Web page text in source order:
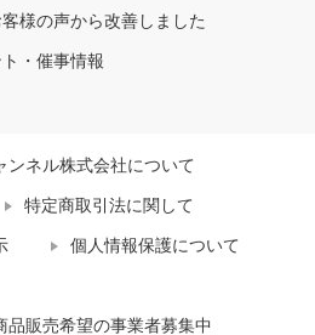
客様の声から改善しました
・催事情報
ンネル株式会社について
特定商取引法に関して
個人情報保護について
品販売希望の事業者募集中